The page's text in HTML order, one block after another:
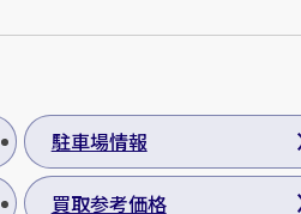
駐車場情報
買取参考価格